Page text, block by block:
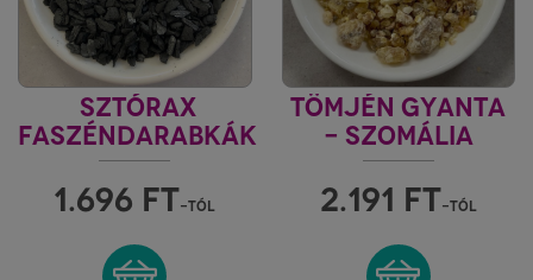
SZTÓRAX
FASZÉNDARABKÁK
1.696 FT-tól
TÖMJÉN GYANTA
- SZOMÁLIA
MAYDI FAS-SAKIR
2.191 FT-tól